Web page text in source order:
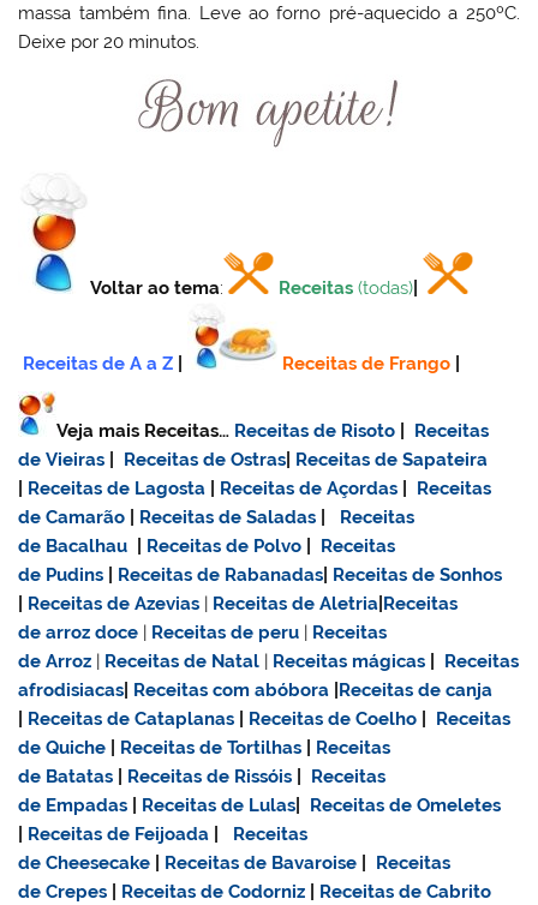
massa também fina. Leve ao forno pré-aquecido a 250ºC.
Deixe por 20 minutos.
Voltar ao tema: Receitas (todas)
Receitas de A a Z Receitas de Frango
Veja mais Receitas… Receitas de Risoto
Receitas
de Vieiras
Receitas de Ostras
Receitas de Sapateira
Receitas de Lagosta Receitas de Açordas
Receitas
de Camarão
Receitas de Saladas
Receitas
de Bacalhau
Receitas de Polvo
Receitas
de Pudins
Receitas de Rabanadas
Receitas de Sonhos
Receitas de Azevias Receitas de Aletria Receitas
dearroz doce Receitas de peru
Receitas
de Arroz
Receitas de Natal Receitas mágicas
Receitas
afrodisiacas
Receitas com abóbora
Receitas de canja
Receitas de Cataplanas Receitas de Coelho
Receitas
de Quiche
Receitas de Tortilhas
Receitas
de Batatas
Receitas de Rissóis
Receitas
de Empadas
Receitas de Lulas
Receitas de Omeletes
Receitas de Feijoada
Receitas
de Cheesecake
Receitas de Bavaroise
Receitas
de Crepes
Receitas de Codorniz
Receitas de Cabrito